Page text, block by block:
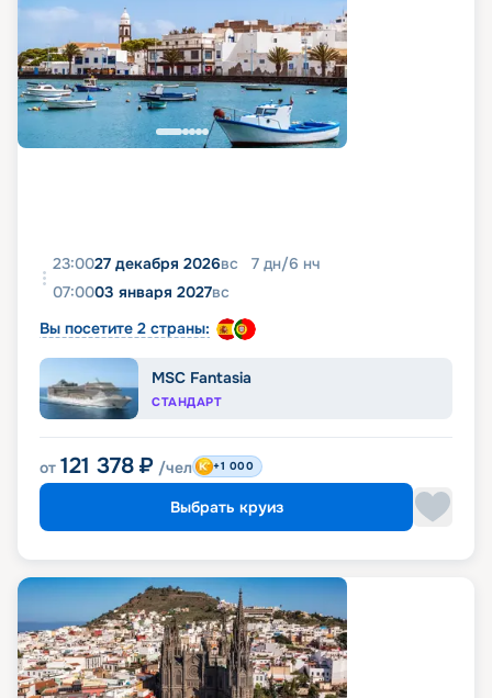
23:0027 декабря 2026вс 7 дн/6 нч
07:0003 января 2027вс
Вы посетите 2 страны:
MSC Fantasia
СТАНДАРТ
от 121 378 ₽ /чел +1 000
Выбрать круиз